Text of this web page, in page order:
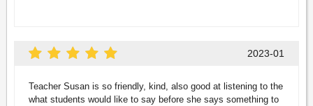
2023-01
Teacher Susan is so friendly, kind, also good at listening to the
what students would like to say before she says something to